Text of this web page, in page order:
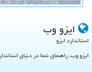
ایزو وب
استاندارد ایزو
ایزو وب، راهنمای شما در دنیای